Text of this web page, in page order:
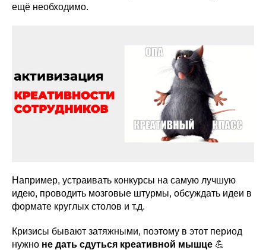
ещё необходимо.
Например, устраивать конкурсы на самую лучшую
идею, проводить мозговые штурмы, обсуждать идеи в
формате круглых столов и т.д.
Кризисы бывают затяжными, поэтому в этот период
нужно не дать сдуться креативной мышце 💪